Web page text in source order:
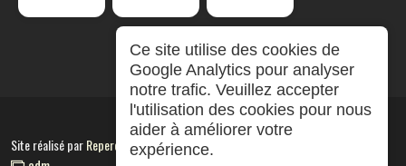
Site réalisé parRepereCom
Ce site utilise des cookies de
Google Analytics pour analyser
notre trafic. Veuillez accepter
l'utilisation des cookies pour nous
aider à améliorer votre
expérience.